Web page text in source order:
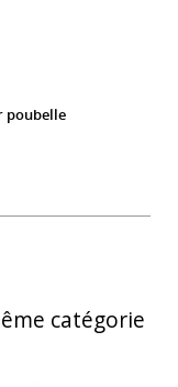
poubelle
catégorie